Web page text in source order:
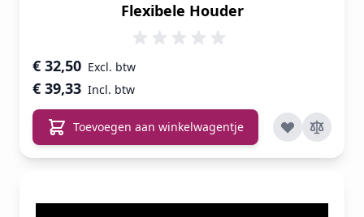
Flexibele Houder
€ 39,33
€ 32,50
Toevoegen aan winkelwagentje